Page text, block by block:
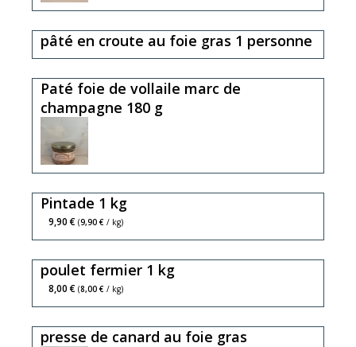
pâté en croute au foie gras 1 personne
Paté foie de vollaile marc de
champagne 180 g
Pintade 1 kg
9,90 € (9,90 € / kg)
poulet fermier 1 kg
8,00 € (8,00 € / kg)
presse de canard au foie gras